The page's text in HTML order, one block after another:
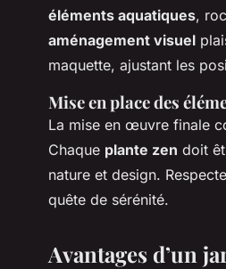
éléments aquatiques,
aménagement visuel
maquette, ajustant les
Mise en place des
La mise en œuvre finale
Chaque plante zen doit
nature et design.
quête de sérénité.
Avantages d’un